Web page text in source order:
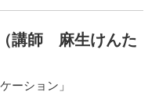
師 麻生けんた
ーション」